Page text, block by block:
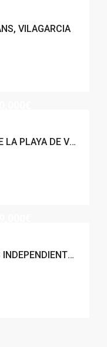
VILAGARCIA
CASA A ESCASOS METROS DE LA PLAYA DE VILAXOAN, VILAGARCÍA
CASA CON 3 APARTAMENTOS INDEPENDIENTES EN VILAGARCIA